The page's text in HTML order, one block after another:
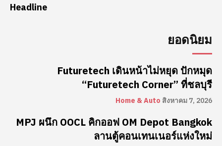
Headline
ยอดนิยม
Futuretech เดินหน้าไม่หยุด ปักหมุด
“Futuretech Corner” ที่ชลบุรี
Home & Auto สิงหาคม 7, 2026
MPJ ผนึก OOCL คิกออฟ OM Depot Bangkok
ลานตู้คอนเทนเนอร์แห่งใหม่